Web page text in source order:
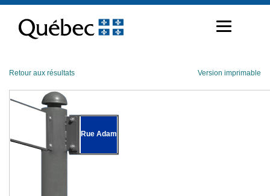
contenu
Retour aux résultats Version imprimable
Rue Adam